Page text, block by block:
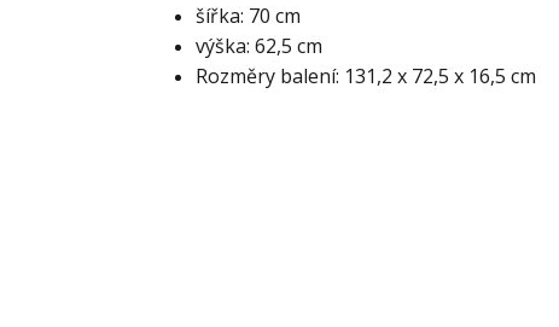
šířka: 70 cm
výška: 62,5 cm
Rozměry balení: 131,2 x 72,5 x 16,5 cm